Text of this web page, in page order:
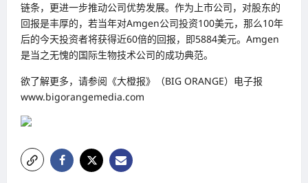
链条，更进一步推动公司优势发展。作为上市公司，对股东的
回报是丰厚的，若当年对Amgen公司投资100美元，那么10年
后的今天投资者将获得近60倍的回报，即5884美元。Amgen
是当之无愧的国际生物技术公司的成功典范。
欲了解更多，请参阅《大橙报》（BIG ORANGE）电子报
www.bigorangemedia.com